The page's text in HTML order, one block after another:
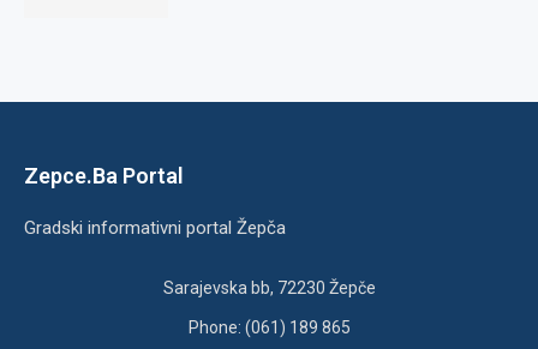
Zepce.Ba Portal
Gradski informativni portal Žepča
Sarajevska bb, 72230 Žepče
Phone: (061) 189 865